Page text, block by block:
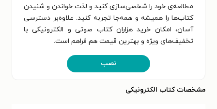
مطالعه‌ی خود را شخصی‌سازی کنید و لذت خواندن و شنیدن
کتاب‌ها را همیشه و همه‌جا تجربه کنید. علاوه‌بر دسترسی
آسان، امکان خرید هزاران کتاب صوتی و الکترونیکی با
تخفیف‌های ویژه و بهترین قیمت هم فراهم است.
نصب
مشخصات کتاب الکترونیکی